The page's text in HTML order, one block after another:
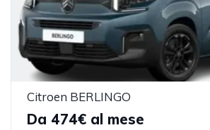
Citroen BERLINGO
Da 474€ al mese